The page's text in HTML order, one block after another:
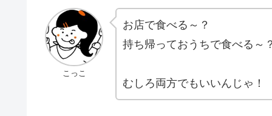
こっこ
お店で食べる～？
持ち帰っておうちで食べる～？
むしろ両方でもいいんじゃ！